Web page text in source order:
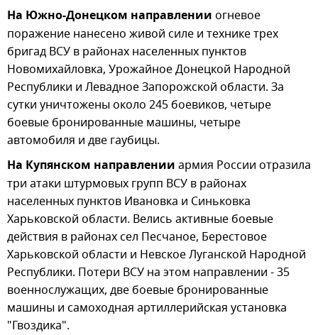
На Южно-Донецком направлении огневое
поражение нанесено живой силе и технике трех
бригад ВСУ в районах населенных пунктов
Новомихайловка, Урожайное Донецкой Народной
Республики и Левадное Запорожской области. За
сутки уничтожены около 245 боевиков, четыре
боевые бронированные машины, четыре
автомобиля и две гаубицы.
На Купянском направлении армия России отразила
три атаки штурмовых групп ВСУ в районах
населенных пунктов Ивановка и Синьковка
Харьковской области. Велись активные боевые
действия в районах сел Песчаное, Берестовое
Харьковской области и Невское Луганской Народной
Республики. Потери ВСУ на этом направлении - 35
военнослужащих, две боевые бронированные
машины и самоходная артиллерийская установка
"Гвоздика".